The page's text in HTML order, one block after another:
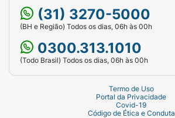
(31) 3270-5000
(BH e Região) Todos os dias, 06h às 00h
0300.313.1010
(Todo Brasil) Todos os dias, 06h às 00h
Termo de Uso
Portal da Privacidade
Covid-19
Código de Ética e Conduta